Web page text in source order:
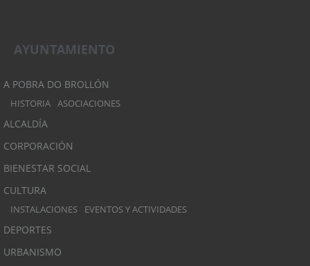
AYUNTAMIENTO
A POBRA DO BROLLÓN
HISTORIA ASOCIACIONES
ALCALDÍA
CORPORACIÓN
BIENESTAR SOCIAL
CULTURA
INSTALACIONES EVENTOS Y ACTIVIDADES
DEPORTES
URBANISMO